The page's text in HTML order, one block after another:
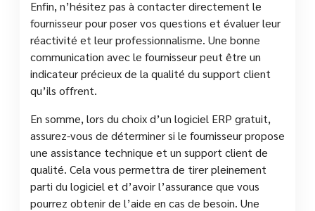
Enfin, n’hésitez pas à contacter directement le
fournisseur pour poser vos questions et évaluer leur
réactivité et leur professionnalisme. Une bonne
communication avec le fournisseur peut être un
indicateur précieux de la qualité du support client
qu’ils offrent.
En somme, lors du choix d’un logiciel ERP gratuit,
assurez-vous de déterminer si le fournisseur propose
une assistance technique et un support client de
qualité. Cela vous permettra de tirer pleinement
parti du logiciel et d’avoir l’assurance que vous
pourrez obtenir de l’aide en cas de besoin. Une